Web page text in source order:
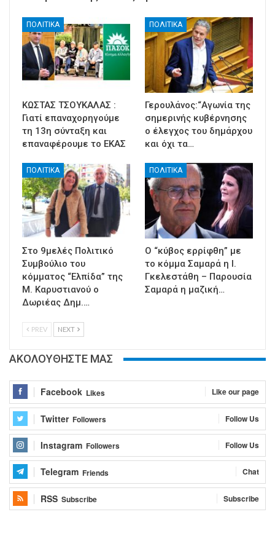
ΠΟΛΙΤΙΚΑ
ΚΩΣΤΑΣ ΤΣΟΥΚΑΛΑΣ :
Γιατί επαναχορηγούμε
τη 13η σύνταξη και
επαναφέρουμε το ΕΚΑΣ
ΠΟΛΙΤΙΚΑ
Γερουλάνος:“Αγωνία της
σημερινής κυβέρνησης
ο έλεγχος του δημάρχου
και όχι τα…
ΠΟΛΙΤΙΚΑ
Στο 9μελές Πολιτικό
Συμβούλιο του
κόμματος “Ελπίδα” της
Μ. Καρυστιανού ο
Δωριέας Δημ.…
ΠΟΛΙΤΙΚΑ
Ο “κύβος ερρίφθη” με
το κόμμα Σαμαρά η Ι.
Γκελεστάθη – Παρουσία
Σαμαρά η μαζική…
PREV NEXT
ΑΚΟΛΟΥΘΗΣΤΕ ΜΑΣ
Facebook Likes Like our page
Twitter Followers Follow Us
Instagram Followers Follow Us
Telegram Friends Chat
RSS Subscribe Subscribe